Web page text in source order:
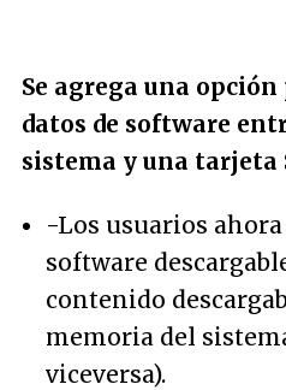
Se agrega una
datos de software
sistema y una tarjeta
-Los usuarios
software
contenido
memoria del
viceversa).